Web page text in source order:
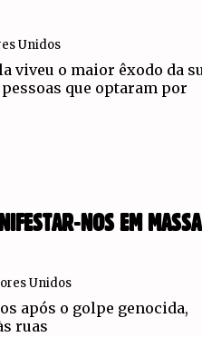
Unidos
viveu o maior êxodo da
que optaram por
NOS EM MASSA
Unidos
após o golpe genocida,
ruas